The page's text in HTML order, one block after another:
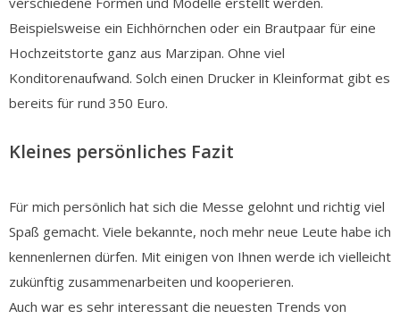
Beispielsweise ein Eichhörnchen oder ein Brautpaar für eine
Hochzeitstorte ganz aus Marzipan. Ohne viel
Konditorenaufwand. Solch einen Drucker in Kleinformat gibt es
bereits für rund 350 Euro.
Kleines persönliches Fazit
Für mich persönlich hat sich die Messe gelohnt und richtig viel
Spaß gemacht. Viele bekannte, noch mehr neue Leute habe ich
kennenlernen dürfen. Mit einigen von Ihnen werde ich vielleicht
zukünftig zusammenarbeiten und kooperieren.
Auch war es sehr interessant die neuesten Trends von